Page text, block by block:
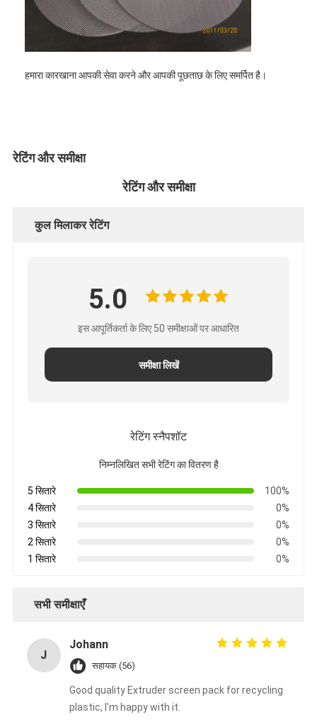
हमारा कारखाना आपकी सेवा करने और आपकी पूछताछ के लिए समर्पित है।
रेटिंग और समीक्षा
रेटिंग और समीक्षा
कुल मिलाकर रेटिंग
5.0
इस आपूर्तिकर्ता के लिए 50 समीक्षाओं पर आधारित
समीक्षा लिखें
रेटिंग स्नैपशॉट
निम्नलिखित सभी रेटिंग का वितरण है
5 सितारे
100%
4 सितारे
0%
3 सितारे
0%
2 सितारे
0%
1 सितारे
0%
सभी समीक्षाएँ
J
Johann
सहायक (56)
Good quality Extruder screen pack for recycling
plastic, I'm happy with it.